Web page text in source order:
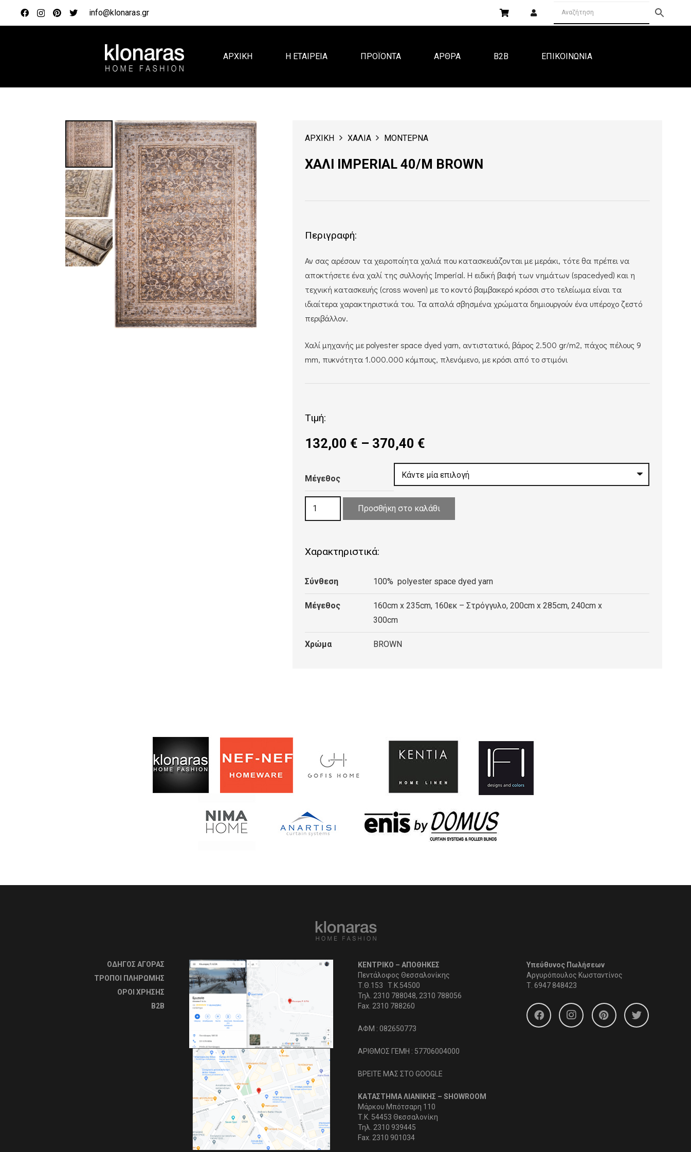
info@klonaras.gr
ΑΡΧΙΚΗ Η ΕΤΑΙΡΕΙΑ ΠΡΟΪΟΝΤΑ ΑΡΘΡΑ B2B ΕΠΙΚΟΙΝΩΝΙΑ
ΑΡΧΙΚΗ ΧΑΛΙΑ ΜΟΝΤΕΡΝΑ
ΧΑΛΙ IMPERIAL 40/M BROWN
Περιγραφή:
Αν σας αρέσουν τα χειροποίητα χαλιά που κατασκευάζονται με μεράκι, τότε θα πρέπει να
αποκτήσετε ένα χαλί της συλλογής Imperial. Η ειδική βαφή των νημάτων (spacedyed) και η
τεχνική κατασκευής (cross woven) με το κοντό βαμβακερό κρόσσι στο τελείωμα είναι τα
ιδιαίτερα χαρακτηριστικά του. Τα απαλά σβησμένα χρώματα δημιουργούν ένα υπέροχο ζεστό
περιβάλλον.
Χαλί μηχανής με polyester space dyed yarn, αντιστατικό, βάρος 2.500 gr/m2, πάχος πέλους 9
mm, πυκνότητα 1.000.000 κόμπους, πλενόμενο, με κρόσι από το στιμόνι
Τιμή:
132,00 € – 370,40 €
132,00 €
through
370,40 €
Μέγεθος
ποσότητα
Προσθήκη στο καλάθι
Χαρακτηριστικά:
Σύνθεση 100% polyester space dyed yarn
Μέγεθος
160cm x 235cm, 160εκ – Στρόγγυλο, 200cm x 285cm, 240cm x
300cm
Χρώμα BROWN
ΟΔΗΓΟΣ ΑΓΟΡΑΣ
ΤΡΟΠΟΙ ΠΛΗΡΩΜΗΣ
OΡΟΙ ΧΡΗΣΗΣ
B2B
ΚΕΝΤΡΙΚΟ – ΑΠΟΘΗΚΕΣ
Πεντάλοφος Θεσσαλονίκης
Τ.Θ.153 Τ.Κ.54500
Τηλ. 2310 788048, 2310 788056
Fax. 2310 788260
ΑΦΜ : 082650773
ΑΡΙΘΜΟΣ ΓΕΜΗ : 57706004000
ΒΡΕΙΤΕ ΜΑΣ ΣΤΟ GOOGLE
ΚΑΤΑΣΤΗΜΑ ΛΙΑΝΙΚΗΣ – SHOWROOM
Μάρκου Μπότσαρη 110
Τ.Κ. 54453 Θεσσαλονίκη
Τηλ. 2310 939445
Fax. 2310 901034
Υπεύθυνος Πωλήσεων
Αργυρόπουλος Κωσταντίνος
Τ. 6947 848423